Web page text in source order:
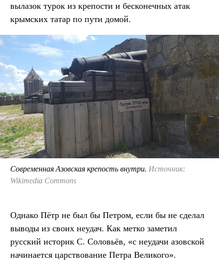
вылазок турок из крепости и бесконечных атак
крымских татар по пути домой.
Современная Азовская крепость внутри. Источник:
Wikimedia Commons
Однако Пётр не был бы Петром, если бы не сделал
выводы из своих неудач. Как метко заметил
русский историк С. Соловьёв, «с неудачи азовской
начинается царствование Петра Великого».